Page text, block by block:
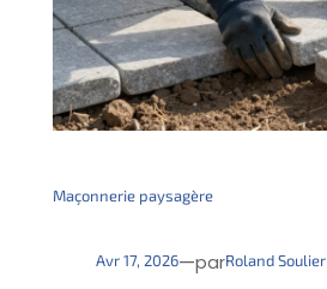
Maçonnerie paysagère
Avr 17, 2026—parRoland Soulier